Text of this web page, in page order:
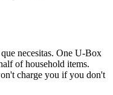
necesitas. One U-Box
of household items.
charge you if you don't